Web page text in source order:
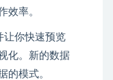
效率。
让你快速预览
化。新的数据
的模式。